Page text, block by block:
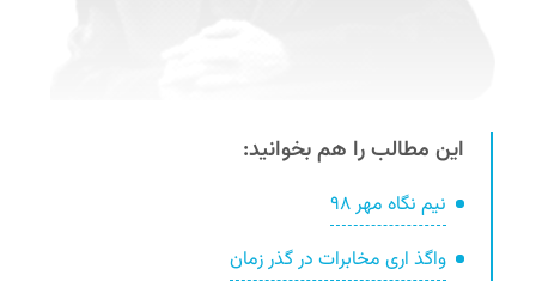
این مطالب را هم بخوانید:
نیم نگاه مهر ۹۸
واگذ اری مخابرات در گذر زمان